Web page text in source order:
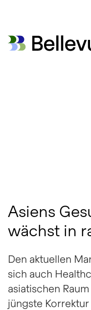
Bellevue Group AG
Asiens
wächst in
Den aktuellen
sich auch
asiatischen
jüngste